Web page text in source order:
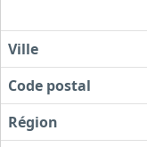
Ville
Code postal
Région